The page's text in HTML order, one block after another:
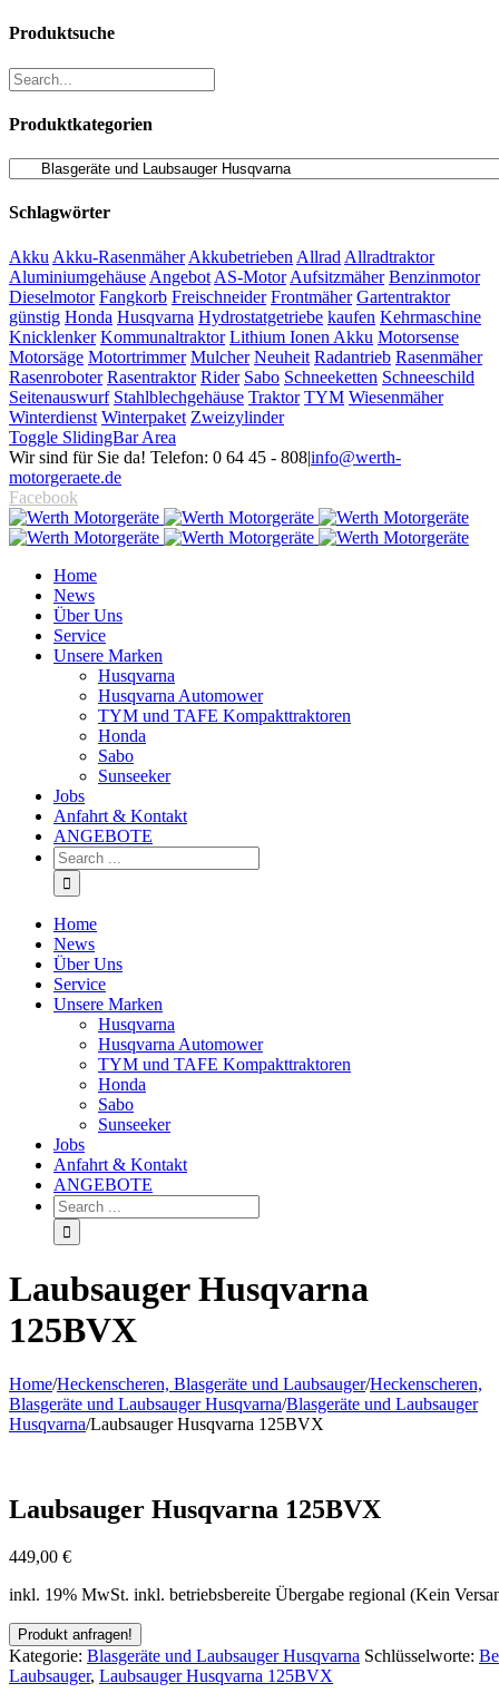
Produktsuche
Produktkategorien
Schlagwörter
Akku Akku-Rasenmäher Akkubetrieben Allrad Allradtraktor
Aluminiumgehäuse Angebot AS-Motor Aufsitzmäher Benzinmotor
Dieselmotor Fangkorb Freischneider Frontmäher Gartentraktor
günstig Honda Husqvarna Hydrostatgetriebe kaufen Kehrmaschine
Knicklenker Kommunaltraktor Lithium Ionen Akku Motorsense
Motorsäge Motortrimmer Mulcher Neuheit Radantrieb Rasenmäher
Rasenroboter Rasentraktor Rider Sabo Schneeketten Schneeschild
Seitenauswurf Stahlblechgehäuse Traktor TYM Wiesenmäher
Winterdienst Winterpaket Zweizylinder
Toggle SlidingBar Area
Wir sind für Sie da! Telefon: 0 64 45 - 808|info@werth-
motorgeraete.de
Facebook
Home
News
Über Uns
Service
Unsere Marken
Husqvarna
Husqvarna Automower
TYM und TAFE Kompakttraktoren
Honda
Sabo
Sunseeker
Jobs
Anfahrt & Kontakt
ANGEBOTE
Home
News
Über Uns
Service
Unsere Marken
Husqvarna
Husqvarna Automower
TYM und TAFE Kompakttraktoren
Honda
Sabo
Sunseeker
Jobs
Anfahrt & Kontakt
ANGEBOTE
Laubsauger Husqvarna
125BVX
Home/Heckenscheren, Blasgeräte und Laubsauger/Heckenscheren,
Blasgeräte und Laubsauger Husqvarna/Blasgeräte und Laubsauger
Husqvarna/Laubsauger Husqvarna 125BVX
Laubsauger Husqvarna 125BVX
449,00 €
inkl. 19% MwSt. inkl. betriebsbereite Übergabe regional (Kein
Kategorie: Blasgeräte und Laubsauger Husqvarna Schlüsselworte:
Laubsauger, Laubsauger Husqvarna 125BVX